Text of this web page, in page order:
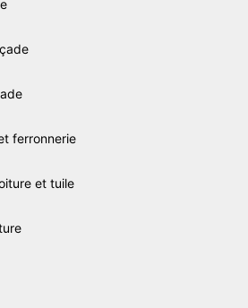
ferronnerie
et tuile